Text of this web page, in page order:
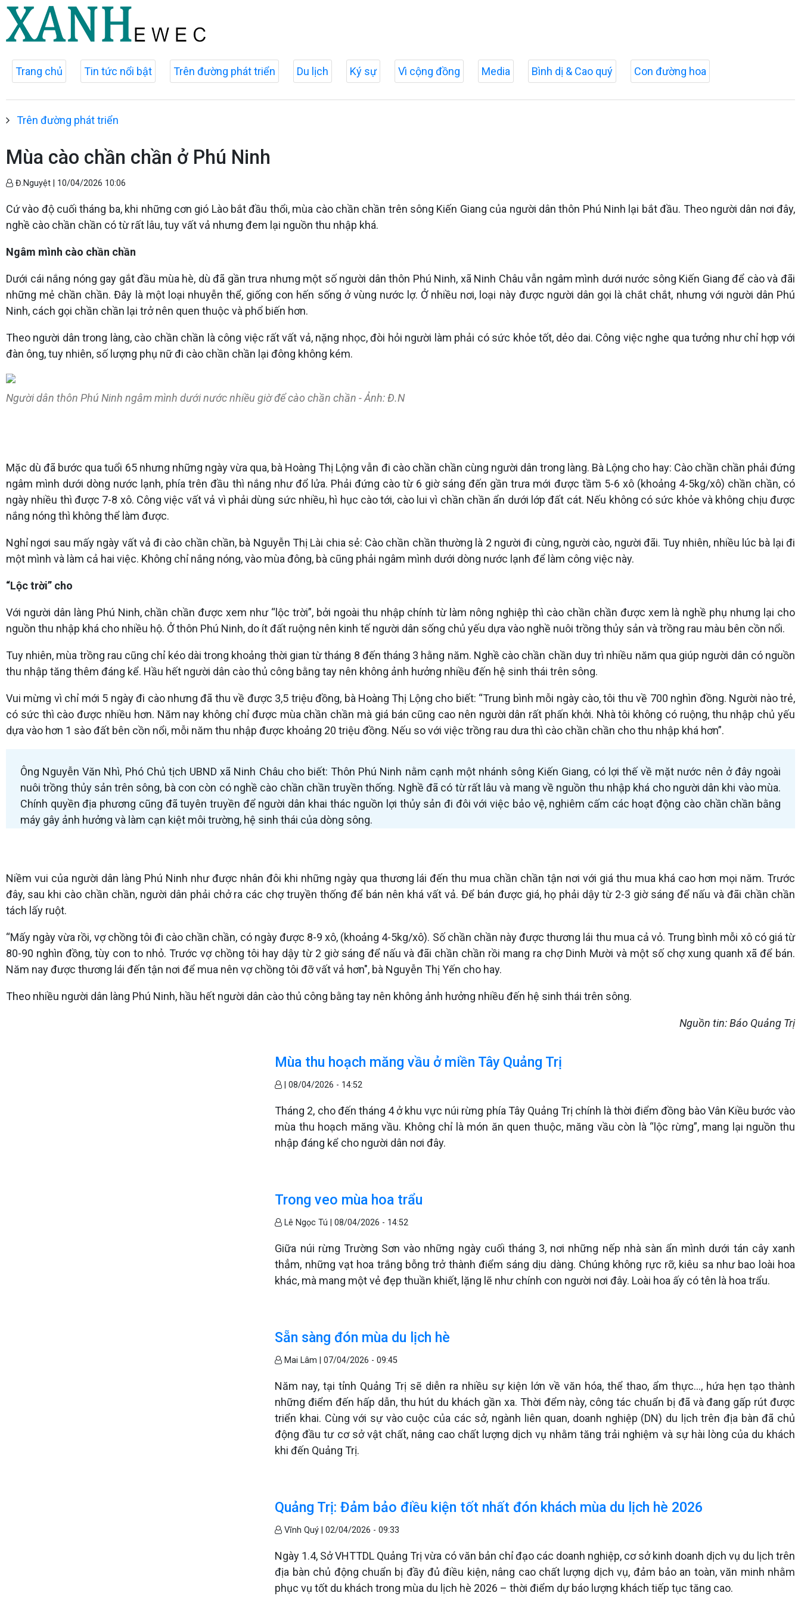
Trang chủ Tin tức nổi bật Trên đường phát triển Du lịch Ký sự Vì cộng đồng Media Bình dị & Cao quý Con đường hoa
Trên đường phát triển
Mùa cào chần chần ở Phú Ninh
Đ.Nguyệt | 10/04/2026 10:06
Cứ vào độ cuối tháng ba, khi những cơn gió Lào bắt đầu thổi, mùa cào chần chần trên sông Kiến Giang của người dân thôn Phú Ninh lại bắt đầu. Theo người dân nơi đây,
nghề cào chần chần có từ rất lâu, tuy vất vả nhưng đem lại nguồn thu nhập khá.
Ngâm mình cào chần chần
Dưới cái nắng nóng gay gắt đầu mùa hè, dù đã gần trưa nhưng một số người dân thôn Phú Ninh, xã Ninh Châu vẫn ngâm mình dưới nước sông Kiến Giang để cào và đãi
những mẻ chần chần. Đây là một loại nhuyễn thể, giống con hến sống ở vùng nước lợ. Ở nhiều nơi, loại này được người dân gọi là chắt chắt, nhưng với người dân Phú
Ninh, cách gọi chần chần lại trở nên quen thuộc và phổ biến hơn.
Theo người dân trong làng, cào chần chần là công việc rất vất vả, nặng nhọc, đòi hỏi người làm phải có sức khỏe tốt, dẻo dai. Công việc nghe qua tưởng như chỉ hợp với
đàn ông, tuy nhiên, số lượng phụ nữ đi cào chần chần lại đông không kém.
Người dân thôn Phú Ninh ngâm mình dưới nước nhiều giờ để cào chần chần - Ảnh: Đ.N
Mặc dù đã bước qua tuổi 65 nhưng những ngày vừa qua, bà Hoàng Thị Lộng vẫn đi cào chần chần cùng người dân trong làng. Bà Lộng cho hay: Cào chần chần phải đứng
ngâm mình dưới dòng nước lạnh, phía trên đầu thì nắng như đổ lửa. Phải đứng cào từ 6 giờ sáng đến gần trưa mới được tầm 5-6 xô (khoảng 4-5kg/xô) chần chần, có
ngày nhiều thì được 7-8 xô. Công việc vất vả vì phải dùng sức nhiều, hì hục cào tới, cào lui vì chần chần ẩn dưới lớp đất cát. Nếu không có sức khỏe và không chịu được
nắng nóng thì không thể làm được.
Nghỉ ngơi sau mấy ngày vất vả đi cào chần chần, bà Nguyễn Thị Lài chia sẻ: Cào chần chần thường là 2 người đi cùng, người cào, người đãi. Tuy nhiên, nhiều lúc bà lại đi
một mình và làm cả hai việc. Không chỉ nắng nóng, vào mùa đông, bà cũng phải ngâm mình dưới dòng nước lạnh để làm công việc này.
“Lộc trời” cho
Với người dân làng Phú Ninh, chần chần được xem như “lộc trời”, bởi ngoài thu nhập chính từ làm nông nghiệp thì cào chần chần được xem là nghề phụ nhưng lại cho
nguồn thu nhập khá cho nhiều hộ. Ở thôn Phú Ninh, do ít đất ruộng nên kinh tế người dân sống chủ yếu dựa vào nghề nuôi trồng thủy sản và trồng rau màu bên cồn nổi.
Tuy nhiên, mùa trồng rau cũng chỉ kéo dài trong khoảng thời gian từ tháng 8 đến tháng 3 hằng năm. Nghề cào chần chần duy trì nhiều năm qua giúp người dân có nguồn
thu nhập tăng thêm đáng kể. Hầu hết người dân cào thủ công bằng tay nên không ảnh hưởng nhiều đến hệ sinh thái trên sông.
Vui mừng vì chỉ mới 5 ngày đi cào nhưng đã thu về được 3,5 triệu đồng, bà Hoàng Thị Lộng cho biết: “Trung bình mỗi ngày cào, tôi thu về 700 nghìn đồng. Người nào trẻ,
có sức thì cào được nhiều hơn. Năm nay không chỉ được mùa chần chần mà giá bán cũng cao nên người dân rất phấn khởi. Nhà tôi không có ruộng, thu nhập chủ yếu
dựa vào hơn 1 sào đất bên cồn nổi, mỗi năm thu nhập được khoảng 20 triệu đồng. Nếu so với việc trồng rau dưa thì cào chần chần cho thu nhập khá hơn”.
Ông Nguyễn Văn Nhì, Phó Chủ tịch UBND xã Ninh Châu cho biết: Thôn Phú Ninh nằm cạnh một nhánh sông Kiến Giang, có lợi thế về mặt nước nên ở đây ngoài
nuôi trồng thủy sản trên sông, bà con còn có nghề cào chần chần truyền thống. Nghề đã có từ rất lâu và mang về nguồn thu nhập khá cho người dân khi vào mùa.
Chính quyền địa phương cũng đã tuyên truyền để người dân khai thác nguồn lợi thủy sản đi đôi với việc bảo vệ, nghiêm cấm các hoạt động cào chần chần bằng
máy gây ảnh hưởng và làm cạn kiệt môi trường, hệ sinh thái của dòng sông.
Niềm vui của người dân làng Phú Ninh như được nhân đôi khi những ngày qua thương lái đến thu mua chần chần tận nơi với giá thu mua khá cao hơn mọi năm. Trước
đây, sau khi cào chần chần, người dân phải chở ra các chợ truyền thống để bán nên khá vất vả. Để bán được giá, họ phải dậy từ 2-3 giờ sáng để nấu và đãi chần chần
tách lấy ruột.
“Mấy ngày vừa rồi, vợ chồng tôi đi cào chần chần, có ngày được 8-9 xô, (khoảng 4-5kg/xô). Số chần chần này được thương lái thu mua cả vỏ. Trung bình mỗi xô có giá từ
80-90 nghìn đồng, tùy con to nhỏ. Trước vợ chồng tôi hay dậy từ 2 giờ sáng để nấu và đãi chần chần rồi mang ra chợ Dinh Mười và một số chợ xung quanh xã để bán.
Năm nay được thương lái đến tận nơi để mua nên vợ chồng tôi đỡ vất vả hơn", bà Nguyễn Thị Yến cho hay.
Theo nhiều người dân làng Phú Ninh, hầu hết người dân cào thủ công bằng tay nên không ảnh hưởng nhiều đến hệ sinh thái trên sông.
Nguồn tin: Báo Quảng Trị
Mùa thu hoạch măng vầu ở miền Tây Quảng Trị
|08/04/2026 - 14:52
Tháng 2, cho đến tháng 4 ở khu vực núi rừng phía Tây Quảng Trị chính là thời điểm đồng bào Vân Kiều bước vào
mùa thu hoạch măng vầu. Không chỉ là món ăn quen thuộc, măng vầu còn là “lộc rừng”, mang lại nguồn thu
nhập đáng kể cho người dân nơi đây.
Trong veo mùa hoa trẩu
Lê Ngọc Tú |08/04/2026 - 14:52
Giữa núi rừng Trường Sơn vào những ngày cuối tháng 3, nơi những nếp nhà sàn ẩn mình dưới tán cây xanh
thẳm, những vạt hoa trắng bỗng trở thành điểm sáng dịu dàng. Chúng không rực rỡ, kiêu sa như bao loài hoa
khác, mà mang một vẻ đẹp thuần khiết, lặng lẽ như chính con người nơi đây. Loài hoa ấy có tên là hoa trẩu.
Sẵn sàng đón mùa du lịch hè
Mai Lâm |07/04/2026 - 09:45
Năm nay, tại tỉnh Quảng Trị sẽ diễn ra nhiều sự kiện lớn về văn hóa, thể thao, ẩm thực…, hứa hẹn tạo thành
những điểm đến hấp dẫn, thu hút du khách gần xa. Thời đểm này, công tác chuẩn bị đã và đang gấp rút được
triển khai. Cùng với sự vào cuộc của các sở, ngành liên quan, doanh nghiệp (DN) du lịch trên địa bàn đã chủ
động đầu tư cơ sở vật chất, nâng cao chất lượng dịch vụ nhằm tăng trải nghiệm và sự hài lòng của du khách
khi đến Quảng Trị.
Quảng Trị: Đảm bảo điều kiện tốt nhất đón khách mùa du lịch hè 2026
Vĩnh Quý |02/04/2026 - 09:33
Ngày 1.4, Sở VHTTDL Quảng Trị vừa có văn bản chỉ đạo các doanh nghiệp, cơ sở kinh doanh dịch vụ du lịch trên
địa bàn chủ động chuẩn bị đầy đủ điều kiện, nâng cao chất lượng dịch vụ, đảm bảo an toàn, văn minh nhằm
phục vụ tốt du khách trong mùa du lịch hè 2026 – thời điểm dự báo lượng khách tiếp tục tăng cao.